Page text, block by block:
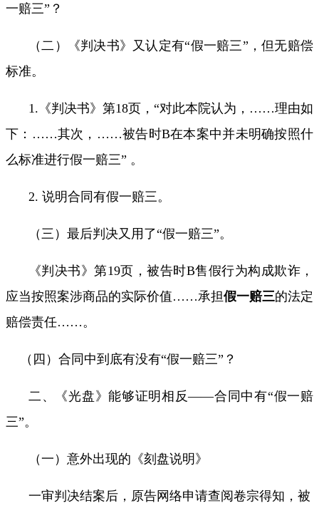
一赔三”？
（二）《判决书》又认定有“假一赔三” ，但无赔偿
标准。
1. 《判决书》第18页， “对此本院认为， ……理由如
下： ……其次， ……被告时B在本案中并未明确按照什
么标准进行假一赔三” 。
2. 说明合同有假一赔三。
（三）最后判决又用了“假一赔三”。
《判决书》第19页，被告时B售假行为构成欺诈，
应当按照案涉商品的实际价值……承担假一赔三的法定
赔偿责任…… 。
（四）合同中到底有没有“假一赔三”？
二、《光盘》能够证明相反——合同中有“假一赔
三”。
（一）意外出现的《刻盘说明》
一审判决结案后，原告网络申请查阅卷宗得知，被